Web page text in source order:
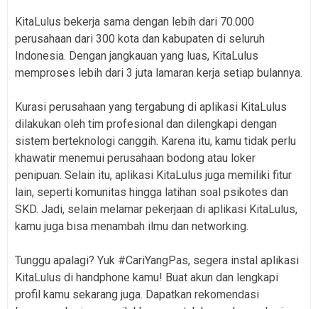
KitaLulus bekerja sama dengan lebih dari 70.000
perusahaan dari 300 kota dan kabupaten di seluruh
Indonesia. Dengan jangkauan yang luas, KitaLulus
memproses lebih dari 3 juta lamaran kerja setiap bulannya.
Kurasi perusahaan yang tergabung di aplikasi KitaLulus
dilakukan oleh tim profesional dan dilengkapi dengan
sistem berteknologi canggih. Karena itu, kamu tidak perlu
khawatir menemui perusahaan bodong atau loker
penipuan. Selain itu, aplikasi KitaLulus juga memiliki fitur
lain, seperti komunitas hingga latihan soal psikotes dan
SKD. Jadi, selain melamar pekerjaan di aplikasi KitaLulus,
kamu juga bisa menambah ilmu dan networking.
Tunggu apalagi? Yuk #CariYangPas, segera instal aplikasi
KitaLulus di handphone kamu! Buat akun dan lengkapi
profil kamu sekarang juga. Dapatkan rekomendasi